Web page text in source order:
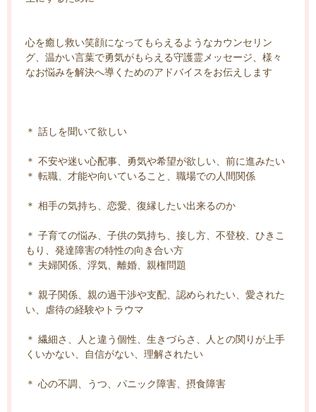
心を癒し救い笑顔になってもらえるようなカウンセリン
グ、温かい言葉で勇気がもらえる守護霊メッセージ、様々
なお悩みを解決へ導くためのアドバイスをお伝えします
＊ 話しを聞いて欲しい
＊ 不安や迷い心配事、勇気や希望が欲しい、前に進みたい
＊ 転職、才能や向いていること、職場での人間関係
＊ 相手の気持ち、恋愛、復縁したい出来るのか
＊ 子育ての悩み、子供の気持ち、接し方、不登校、ひきこ
もり、発達障害の特性の向き合い方
＊ 夫婦関係、浮気、離婚、親権問題
＊ 親子関係、親の過干渉や支配、認められたい、愛された
い、虐待の経験やトラウマ
＊ 繊細さ、人と違う個性、生きづらさ、人との関りが上手
くいかない、自信がない、理解されたい
＊ 心の不調、うつ、パニック障害、摂食障害